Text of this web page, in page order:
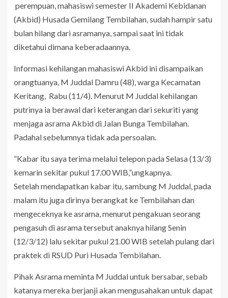
perempuan, mahasiswi semester II Akademi Kebidanan
(Akbid) Husada Gemilang Tembilahan, sudah hampir satu
bulan hilang dari asramanya, sampai saat ini tidak
diketahui dimana keberadaannya.
Informasi kehilangan mahasiswi Akbid ini disampaikan
orangtuanya, M Juddal Damru (48), warga Kecamatan
Keritang, Rabu (11/4). Menurut M Juddal kehilangan
putrinya ia berawal dari keterangan dari sekuriti yang
menjaga asrama Akbid di Jalan Bunga Tembilahan.
Padahal sebelumnya tidak ada persoalan.
”Kabar itu saya terima melalui telepon pada Selasa (13/3)
kemarin sekitar pukul 17.00 WIB,”ungkapnya.
Setelah mendapatkan kabar itu, sambung M Juddal, pada
malam itu juga dirinya berangkat ke Tembilahan dan
mengeceknya ke asrama, menurut pengakuan seorang
pengasuh di asrama tersebut anaknya hilang Senin
(12/3/12) lalu sekitar pukul 21.00 WIB setelah pulang dari
praktek di RSUD Puri Husada Tembilahan.
Pihak Asrama meminta M Juddal untuk bersabar, sebab
katanya mereka berjanji akan mengusahakan untuk dapat